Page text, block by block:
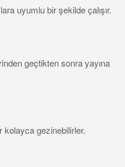
uyumlu bir şekilde çalışır.
geçtikten sonra yayına
kolayca gezinebilirler.